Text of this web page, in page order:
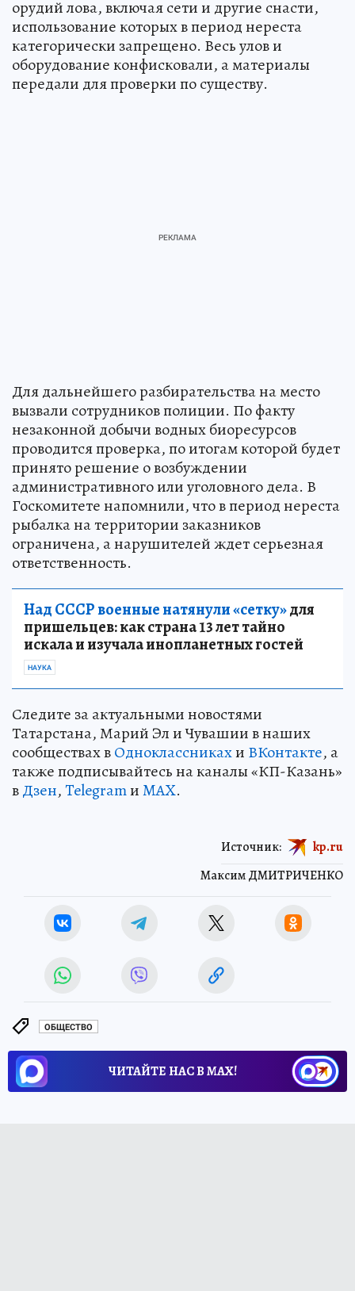
орудий лова, включая сети и другие снасти,
использование которых в период нереста
категорически запрещено. Весь улов и
оборудование конфисковали, а материалы
передали для проверки по существу.
Для дальнейшего разбирательства на место
вызвали сотрудников полиции. По факту
незаконной добычи водных биоресурсов
проводится проверка, по итогам которой будет
принято решение о возбуждении
административного или уголовного дела. В
Госкомитете напомнили, что в период нереста
рыбалка на территории заказников
ограничена, а нарушителей ждет серьезная
ответственность.
Над СССР военные натянули «сетку»для
пришельцев: как страна 13 лет тайно
искала и изучала инопланетных гостей
НАУКА
Следите за актуальными новостями
Татарстана, Марий Эл и Чувашии в наших
сообществах вОдноклассникахи ВКонтакте, а
также подписывайтесь на каналы «КП-Казань»
вДзен,TelegramиMAX.
Максим ДМИТРИЧЕНКО
Источник: kp.ru
ОБЩЕСТВО
ЧИТАЙТЕ НАС В МАХ!